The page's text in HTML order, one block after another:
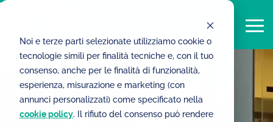
Noi e terze parti selezionate utilizziamo cookie o
tecnologie simili per finalità tecniche e, con il tuo
consenso, anche per le finalità di funzionalità,
esperienza, misurazione e marketing (con
annunci personalizzati) come specificato nella
cookie policy. Il rifiuto del consenso può rendere